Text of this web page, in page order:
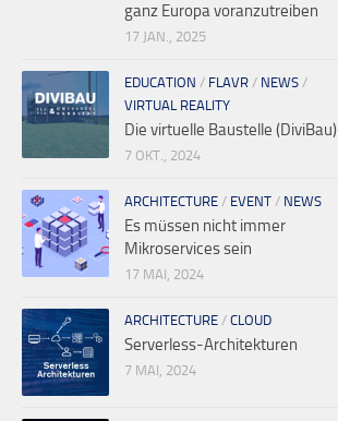
ganz Europa voranzutreiben
17 JAN., 2025
EDUCATION / FLAVR / NEWS /
VIRTUAL REALITY
Die virtuelle Baustelle (DiviBau)
7 OKT., 2024
ARCHITECTURE / EVENT / NEWS
Es müssen nicht immer
Mikroservices sein
17 MAI, 2024
ARCHITECTURE / CLOUD
Serverless-Architekturen
7 MAI, 2024